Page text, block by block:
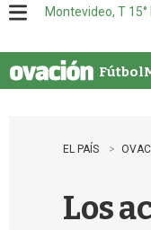
u
Montevideo, T 15°
Fútbol
EL PAÍS
Los